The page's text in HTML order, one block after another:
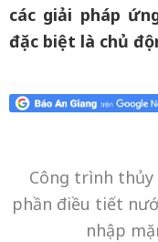
các giải pháp
đặc biệt là chủ
Công trình thủy
phần điều tiết
nhập